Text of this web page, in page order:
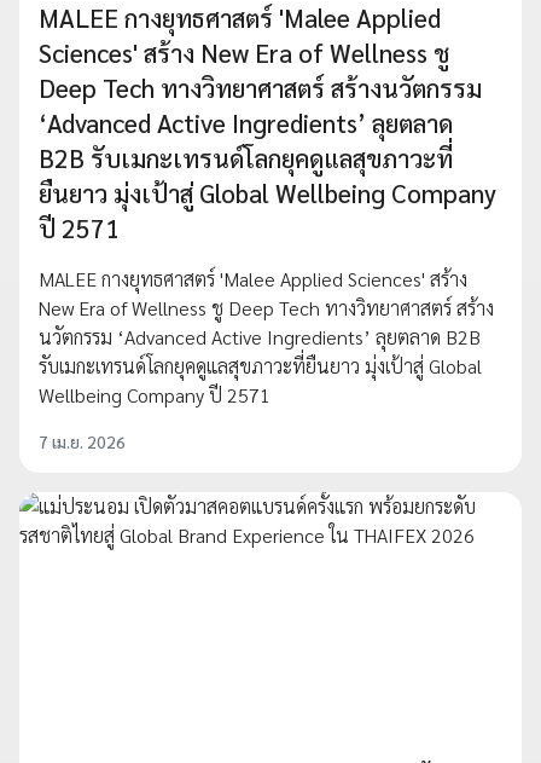
MALEE กางยุทธศาสตร์ 'Malee Applied
Sciences' สร้าง New Era of Wellness ชู
Deep Tech ทางวิทยาศาสตร์ สร้างนวัตกรรม
‘Advanced Active Ingredients’ ลุยตลาด
B2B รับเมกะเทรนด์โลกยุคดูแลสุขภาวะที่
ยืนยาว มุ่งเป้าสู่ Global Wellbeing Company
ปี 2571
MALEE กางยุทธศาสตร์ 'Malee Applied Sciences' สร้าง
New Era of Wellness ชู Deep Tech ทางวิทยาศาสตร์ สร้าง
นวัตกรรม ‘Advanced Active Ingredients’ ลุยตลาด B2B
รับเมกะเทรนด์โลกยุคดูแลสุขภาวะที่ยืนยาว มุ่งเป้าสู่ Global
Wellbeing Company ปี 2571
7 เม.ย. 2026